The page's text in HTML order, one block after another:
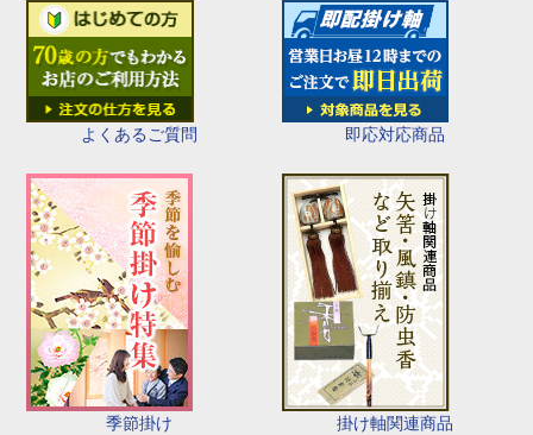
よくあるご質問 即応対応商品
季節掛け 掛け軸関連商品